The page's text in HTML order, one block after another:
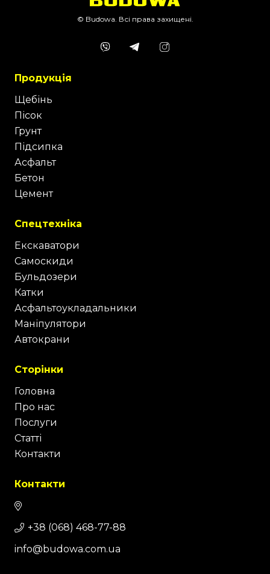
© Budowa. Всі права захищені.
Продукція
Щебінь
Пісок
Грунт
Підсипка
Асфальт
Бетон
Цемент
Спецтехніка
Екскаватори
Самоскиди
Бульдозери
Катки
Асфальтоукладальники
Маніпулятори
Автокрани
Сторінки
Головна
Про нас
Послуги
Статті
Контакти
Контакти
+38 (068) 468-77-88
info@budowa.com.ua